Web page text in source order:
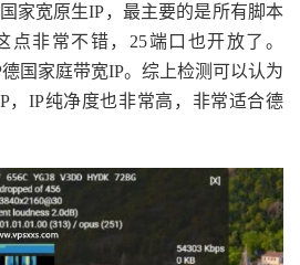
家宽原生IP，最主要的是所有脚本
点非常不错，25端口也开放了。
国家庭带宽IP。综上检测可以认为
，IP纯净度也非常高，非常适合德